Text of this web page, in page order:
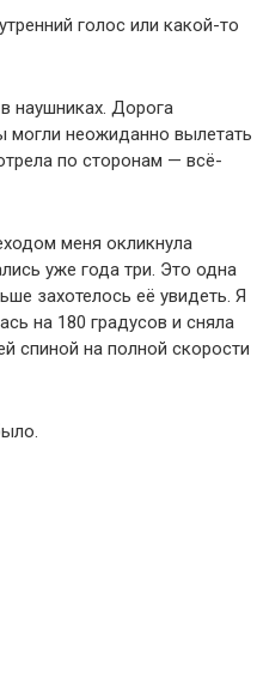
голос или какой-то
наушниках. Дорога
могли неожиданно вылетать
по сторонам — всё-
меня окликнула
уже года три. Это одна
захотелось её увидеть. Я
на 180 градусов и сняла
спиной на полной скорости